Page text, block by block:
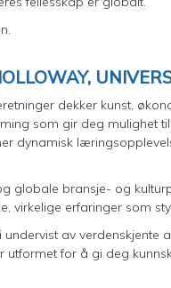
dekker kunst,
som gir deg mulighet
dynamisk
globale bransje- og
virkelige erfaringer som
av verdenskjente
for å gi deg